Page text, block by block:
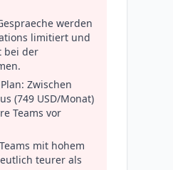
werden
limitiert und
bei der
Zwischen
(749 USD/Monat)
Teams vor
mit hohem
teurer als